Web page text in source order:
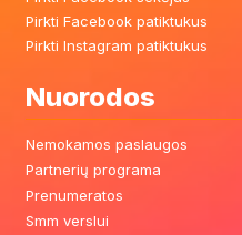
Pirkti Facebook patiktukus
Pirkti Instagram patiktukus
Nuorodos
Nemokamos paslaugos
Partnerių programa
Prenumeratos
Smm verslui